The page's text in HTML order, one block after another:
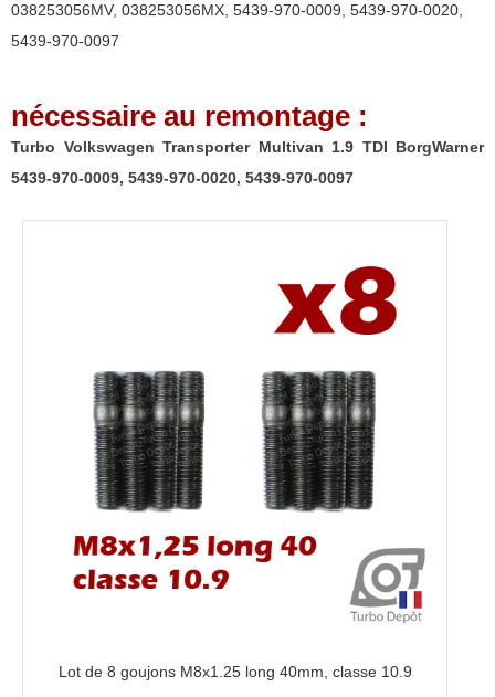
970-
0020,
5439-
038253056MV, 038253056MX, 5439-970-0009, 5439-970-0020,
5439-970-0097
nécessaire au remontage :
Turbo Volkswagen Transporter Multivan 1.9 TDI BorgWarner
5439-970-0009, 5439-970-0020, 5439-970-0097
Lot de 8 goujons M8x1.25 long 40mm, classe 10.9